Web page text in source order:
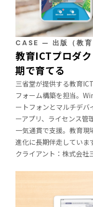
CASE — 出版（教育
教育ICTプロダ
期で育てる
三省堂が提供する教育
フォーム構築を担当。
ートフォンとマルチデバ
ーアプリ、ライセンス管
一気通貫で支援。教育現
進化に長期伴走していま
クライアント：株式会社